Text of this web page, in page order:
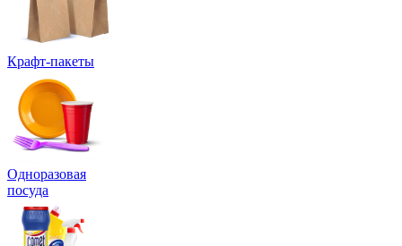
Крафт-пакеты
Одноразовая
посуда